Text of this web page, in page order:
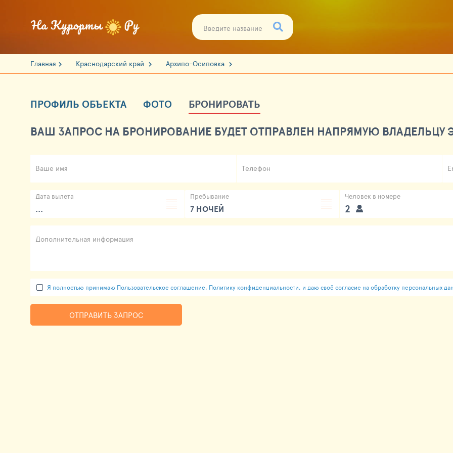
Главная Краснодарский край Архипо-Осиповка
ПРОФИЛЬ ОБЪЕКТА ФОТО БРОНИРОВАТЬ
ВАШ ЗАПРОС НА БРОНИРОВАНИЕ БУДЕТ ОТПРАВЛЕН НАПРЯМУЮ ВЛАДЕЛЬЦУ
Ваше имя Телефон
Дата вылета
...
Пребывание
7 НОЧЕЙ
Человек в номере
2
Дополнительная информация
Я полностью принимаю Пользовательское соглашение, Политику конфиденциальности, и даю своё согласие на обработку персональных
ОТПРАВИТЬ ЗАПРОС